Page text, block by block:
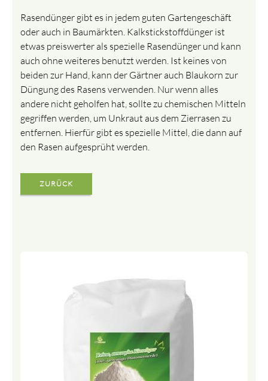
Rasendünger gibt es in jedem guten Gartengeschäft
oder auch in Baumärkten. Kalkstickstoffdünger ist
etwas preiswerter als spezielle Rasendünger und kann
auch ohne weiteres benutzt werden. Ist keines von
beiden zur Hand, kann der Gärtner auch Blaukorn zur
Düngung des Rasens verwenden. Nur wenn alles
andere nicht geholfen hat, sollte zu chemischen Mitteln
gegriffen werden, um Unkraut aus dem Zierrasen zu
entfernen. Hierfür gibt es spezielle Mittel, die dann auf
den Rasen aufgesprüht werden.
ZURÜCK